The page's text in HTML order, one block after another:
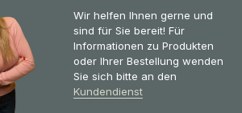
Wir helfen Ihnen gerne und
sind für Sie bereit! Für
Informationen zu Produkten
oder Ihrer Bestellung wenden
Sie sich bitte an den
Kundendienst